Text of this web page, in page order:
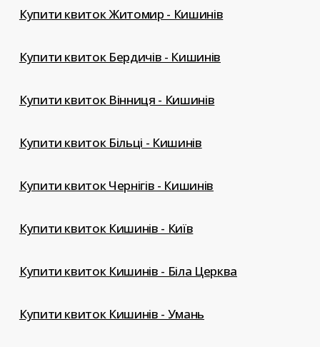
Купити квиток Житомир - Кишинів
Купити квиток Бердичів - Кишинів
Купити квиток Вінниця - Кишинів
Купити квиток Більці - Кишинів
Купити квиток Чернігів - Кишинів
Купити квиток Кишинів - Київ
Купити квиток Кишинів - Біла Церква
Купити квиток Кишинів - Умань